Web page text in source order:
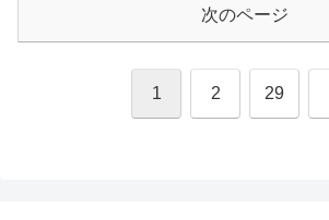
次のページ
1 2 29